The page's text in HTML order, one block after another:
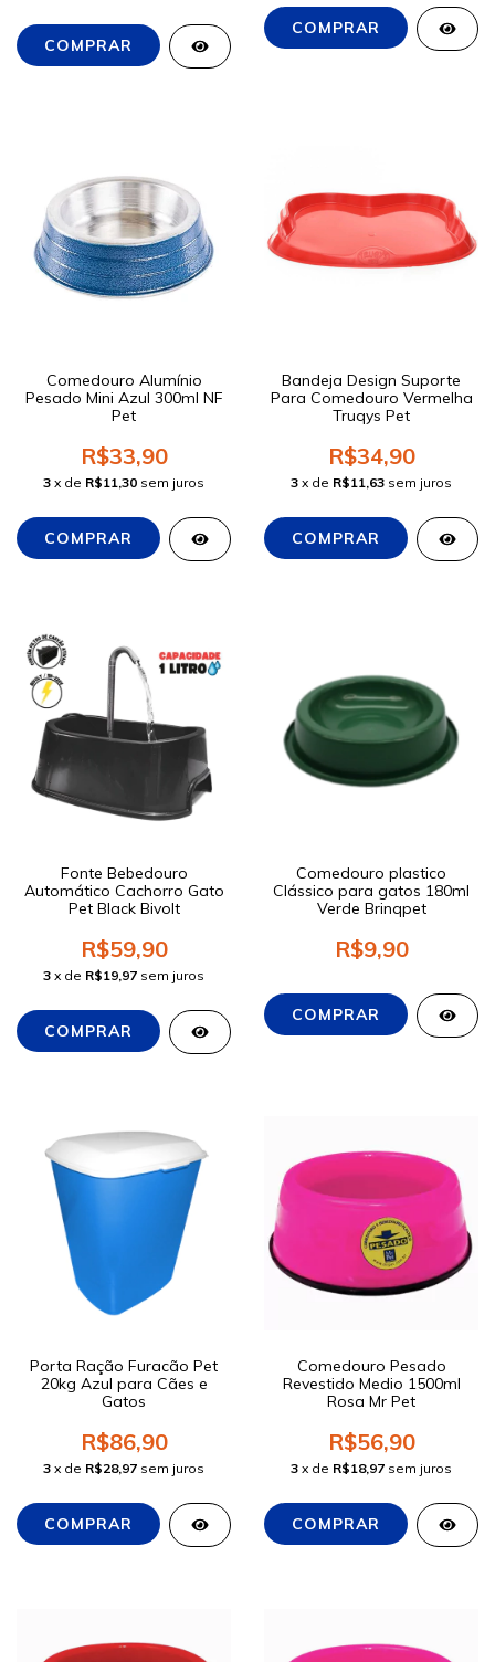
Comedouro Alumínio
Pesado Mini Azul 300ml NF
Pet
R$33,90
3 x de R$11,30 sem juros
Bandeja Design Suporte
Para Comedouro Vermelha
Truqys Pet
R$34,90
3 x de R$11,63 sem juros
Fonte Bebedouro
Automático Cachorro Gato
Pet Black Bivolt
R$59,90
3 x de R$19,97 sem juros
Comedouro plastico
Clássico para gatos 180ml
Verde Brinqpet
R$9,90
Porta Ração Furacão Pet
20kg Azul para Cães e
Gatos
R$86,90
3 x de R$28,97 sem juros
Comedouro Pesado
Revestido Medio 1500ml
Rosa Mr Pet
R$56,90
3 x de R$18,97 sem juros